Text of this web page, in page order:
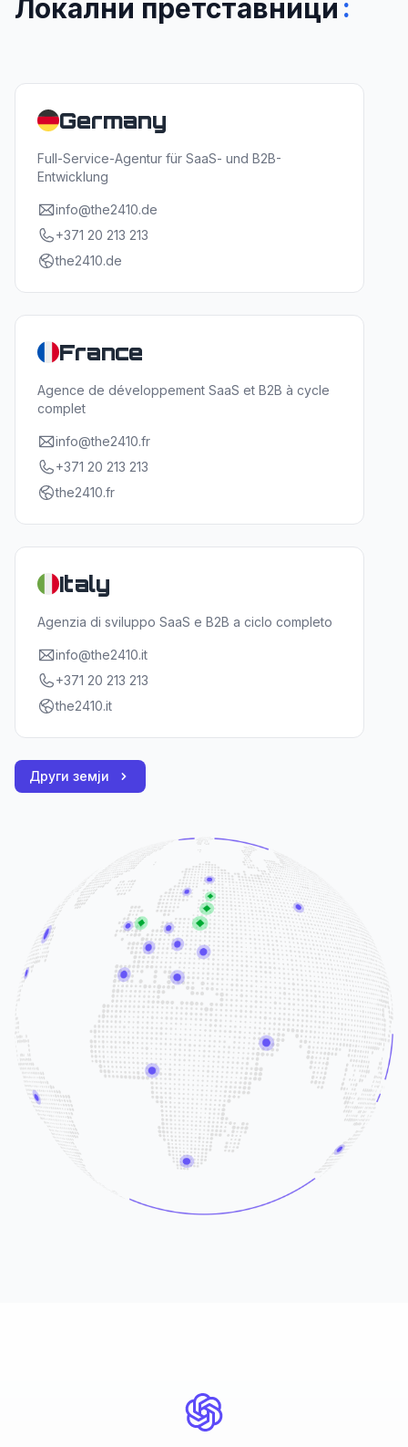
Локални претставници :
Germany
Full-Service-Agentur für SaaS- und B2B-
Entwicklung
info@the2410.de
+371 20 213 213
the2410.de
France
Agence de développement SaaS et B2B à cycle
complet
info@the2410.fr
+371 20 213 213
the2410.fr
Italy
Agenzia di sviluppo SaaS e B2B a ciclo completo
info@the2410.it
+371 20 213 213
the2410.it
Други земји